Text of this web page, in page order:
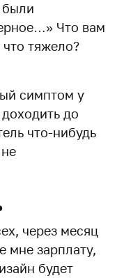
Что вам
что тяжело?
симптом у
до
что-нибудь
через месяц
мне зарплату,
будет